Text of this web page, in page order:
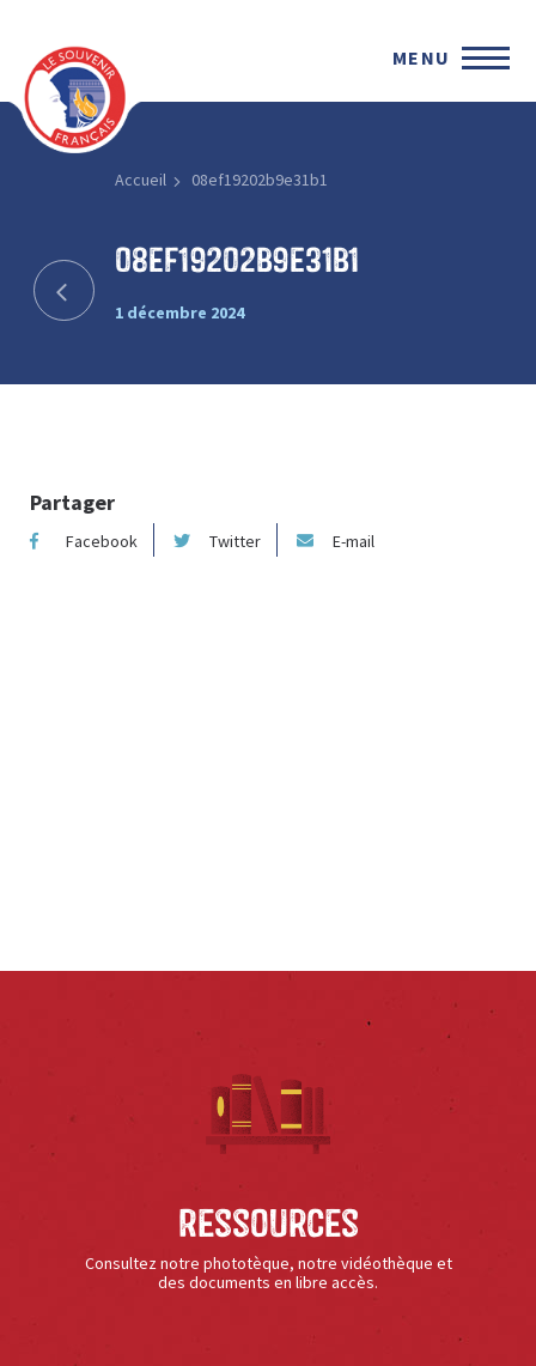
MENU
Accueil 08ef19202b9e31b1
08ef19202b9e31b1
1 décembre 2024
Partager
Facebook Twitter E-mail
Ressources
Consultez notre phototèque, notre vidéothèque et
des documents en libre accès.